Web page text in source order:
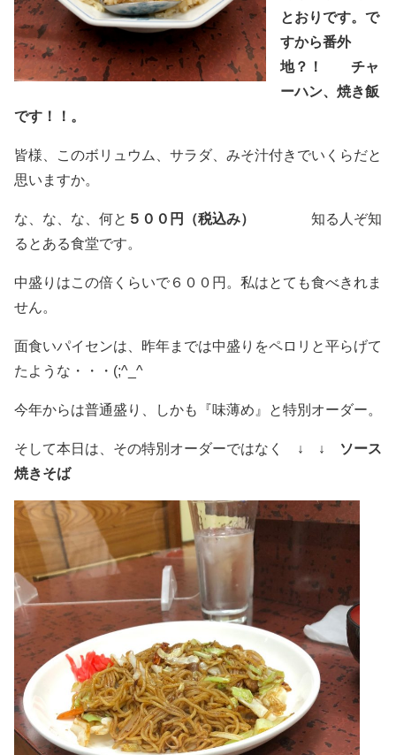
とおりです。で
すから番外
地？！
チャ
ーハン、焼き飯
です！！。
皆様、このボリュウム、サラダ、みそ汁付きでいくらだと
思いますか。
な、な、な、何と ５００円（税込み）
知る人ぞ知
るとある食堂です。
中盛りはこの倍くらいで６００円。私はとても食べきれま
せん。
面食いパイセンは、昨年までは中盛りをペロリと平らげて
たような・・・(;^_^
今年からは普通盛り、しかも『味薄め』と特別オーダー。
そして本日は、その特別オーダーではなく
↓ ↓ ソース
焼きそば